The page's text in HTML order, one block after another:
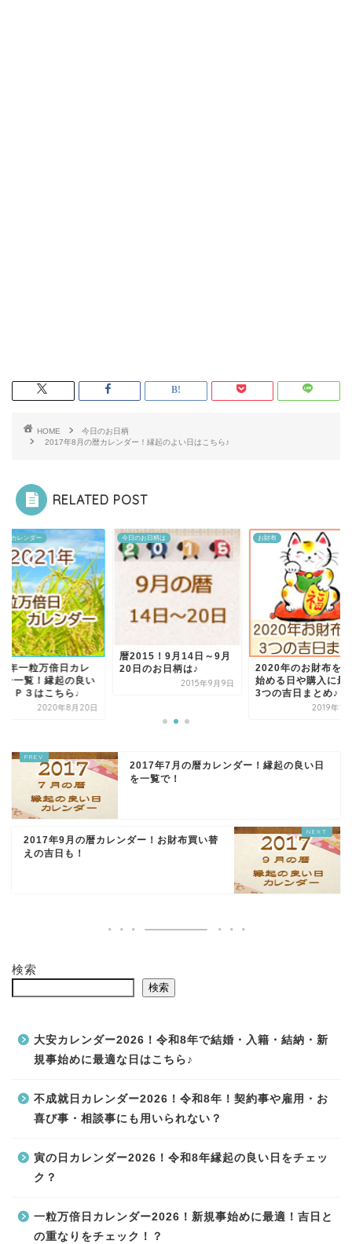
HOME
今日のお日柄
2017年8月の暦カレンダー！縁起のよい日はこちら♪
RELATED POST
暦カレンダー
年一粒万倍日カレ
ー一覧！縁起の良い
ＯＰ３はこちら♩
2020年8月20日
今日のお日柄は
暦2015！9月14日～9月
20日のお日柄は♪
2015年9月9日
お財布
2020年のお財布を
始める日や購入に最
3つの吉日まとめ♪
2019年12
2017年7月の暦カレンダー！縁起の良い日
を一覧で！
2017年9月の暦カレンダー！お財布買い替
えの吉日も！
検索
検索
大安カレンダー2026！令和8年で結婚・入籍・結納・新
規事始めに最適な日はこちら♪
不成就日カレンダー2026！令和8年！契約事や雇用・お
喜び事・相談事にも用いられない？
寅の日カレンダー2026！令和8年縁起の良い日をチェッ
ク？
一粒万倍日カレンダー2026！新規事始めに最適！吉日と
の重なりをチェック！？